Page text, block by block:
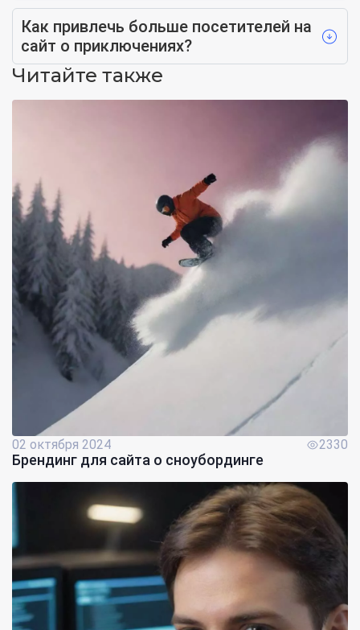
Как привлечь больше посетителей на
сайт о приключениях?
Читайте также
02 октября 2024 2330
Брендинг для сайта о сноубординге